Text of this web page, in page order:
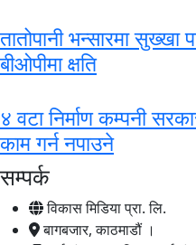
तातोपानी भन्सारमा
बीओपीमा क्षति
४ वटा निर्माण कम्पनी
काम गर्न नपाउने
सम्पर्क
विकास मिडिया प्रा. लि.
बागबजार, काठमाडौं ।